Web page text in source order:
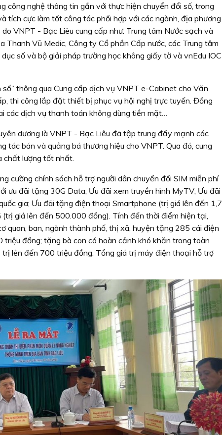
công nghệ thông tin gắn với thực hiện chuyển đổi số, trong
tích cực làm tốt công tác phối hợp với các ngành, địa phương
VNPT - Bạc Liêu cung cấp như: Trung tâm Nước sạch và
Thanh Vũ Medic, Công ty Cổ phần Cấp nước, các Trung tâm
số và bộ giải pháp trường học không giấy tờ và vnEdu IOC
thông qua Cung cấp dịch vụ VNPT e-Cabinet cho Văn
thi công lắp đặt thiết bị phục vụ hội nghị trực tuyến. Đồng
các dịch vụ thanh toán không dùng tiền mặt…
dương là VNPT - Bạc Liêu đã tập trung đẩy mạnh các
tác bán và quảng bá thương hiệu cho VNPT. Qua đó, cung
chất lượng tốt nhất.
cường chính sách hỗ trợ người dân chuyển đổi SIM miễn phí
ưu đãi tặng 30G Data; Ưu đãi xem truyền hình MyTV; Ưu đãi
gia; Ưu đãi tặng điện thoại Smartphone (trị giá lên đến 1,7
giá lên đến 500.000 đồng). Tính đến thời điểm hiện tại,
quan, ban, ngành thành phố, thị xã, huyện tặng 285 cái điện
đồng; tặng bà con có hoàn cảnh khó khăn trong toàn
lên đến 700 triệu đồng. Tổng giá trị máy điện thoại hỗ trợ